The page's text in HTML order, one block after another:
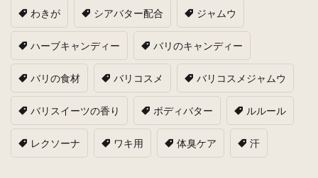
わきが シアバター配合 ジャムウ
ハーブキャンディー バリのキャンディー
バリの食材 バリコスメ バリコスメジャムウ
バリスイーツの香り ボディバター ルルール
レクソーナ ワキ用 体臭ケア 汗